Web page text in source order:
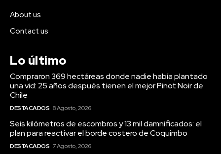
About us
Contact us
Lo último
Compraron 369 hectáreas donde nadie había plantado
una vid: 25 años después tienen el mejor Pinot Noir de
Chile
DESTACADOS 8 Agosto, 2026
Seis kilómetros de escombros y 13 mil damnificados: el
plan para reactivar el borde costero de Coquimbo
DESTACADOS 7 Agosto, 2026